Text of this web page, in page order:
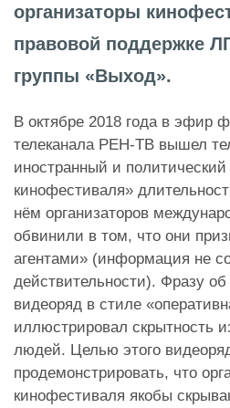
организаторы
правовой поддержке
группы «Выход».
В октябре 2018 года в эфир
телеканала РЕН-ТВ вышел
иностранный и
кинофестиваля»
нём организаторов
обвинили в том, что они
агентами» (информация не
действительности). Фразу
видеоряд в стиле
иллюстрировал скрытность
людей. Целью этого
продемонстрировать, что
кинофестиваля якобы